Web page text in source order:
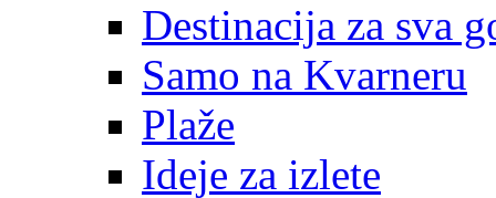
Destinacija za sva
Samo na Kvarneru
Plaže
Ideje za izlete